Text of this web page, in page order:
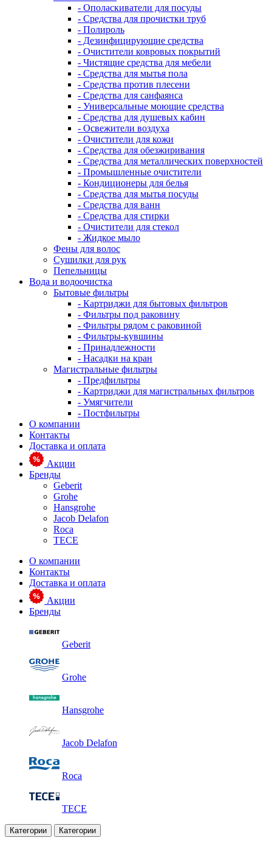
- Ополаскиватели для посуды
- Средства для прочистки труб
- Полироль
- Дезинфицирующие средства
- Очистители ковровых покрытий
- Чистящие средства для мебели
- Средства для мытья пола
- Средства против плесени
- Средства для санфаянса
- Универсальные моющие средства
- Средства для душевых кабин
- Освежители воздуха
- Очистители для кожи
- Средства для обезжиривания
- Средства для металлических поверхностей
- Промышленные очистители
- Кондиционеры для белья
- Средства для мытья посуды
- Средства для ванн
- Средства для стирки
- Очистители для стекол
- Жидкое мыло
Фены для волос
Сушилки для рук
Пепельницы
Вода и водоочистка
Бытовые фильтры
- Картриджи для бытовых фильтров
- Фильтры под раковину
- Фильтры рядом с раковиной
- Фильтры-кувшины
- Принадлежности
- Насадки на кран
Магистральные фильтры
- Предфильтры
- Картриджи для магистральных фильтров
- Умягчители
- Постфильтры
О компании
Контакты
Доставка и оплата
Акции
Бренды
Geberit
Grohe
Hansgrohe
Jacob Delafon
Roca
TECE
О компании
Контакты
Доставка и оплата
Акции
Бренды
Geberit
Grohe
Hansgrohe
Jacob Delafon
Roca
TECE
Категории Категории